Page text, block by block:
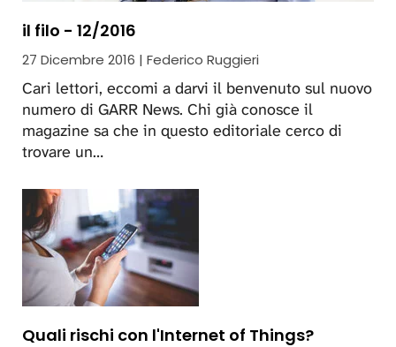
il filo - 12/2016
27 Dicembre 2016 | Federico Ruggieri
Cari lettori, eccomi a darvi il benvenuto sul nuovo
numero di GARR News. Chi già conosce il
magazine sa che in questo editoriale cerco di
trovare un…
Quali rischi con l'Internet of Things?